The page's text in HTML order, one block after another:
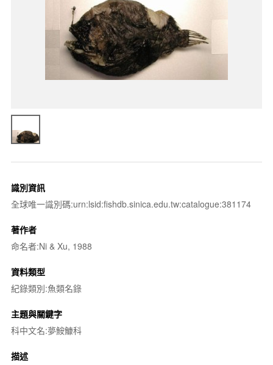
識別資訊
全球唯一識別碼:urn:lsid:fishdb.sinica.edu.tw:catalogue:381174
著作者
命名者:Ni & Xu, 1988
資料類型
紀錄類別:魚類名錄
主題與關鍵字
科中文名:夢鮟鱇科
描述